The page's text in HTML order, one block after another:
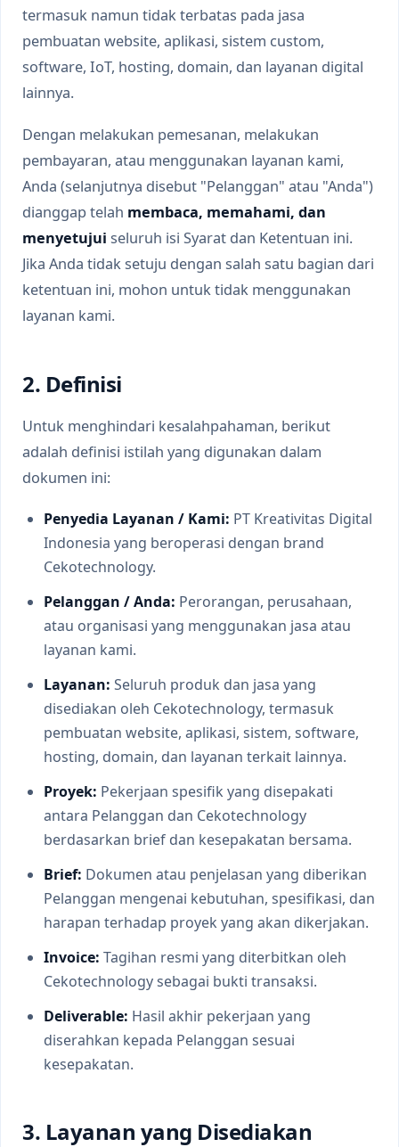
termasuk namun tidak terbatas pada jasa
pembuatan website, aplikasi, sistem custom,
software, IoT, hosting, domain, dan layanan digital
lainnya.
Dengan melakukan pemesanan, melakukan
pembayaran, atau menggunakan layanan kami,
Anda (selanjutnya disebut "Pelanggan" atau "Anda")
dianggap telah membaca, memahami, dan
menyetujui seluruh isi Syarat dan Ketentuan ini.
Jika Anda tidak setuju dengan salah satu bagian dari
ketentuan ini, mohon untuk tidak menggunakan
layanan kami.
2. Definisi
Untuk menghindari kesalahpahaman, berikut
adalah definisi istilah yang digunakan dalam
dokumen ini:
Penyedia Layanan / Kami: PT Kreativitas Digital
Indonesia yang beroperasi dengan brand
Cekotechnology.
Pelanggan / Anda: Perorangan, perusahaan,
atau organisasi yang menggunakan jasa atau
layanan kami.
Layanan: Seluruh produk dan jasa yang
disediakan oleh Cekotechnology, termasuk
pembuatan website, aplikasi, sistem, software,
hosting, domain, dan layanan terkait lainnya.
Proyek: Pekerjaan spesifik yang disepakati
antara Pelanggan dan Cekotechnology
berdasarkan brief dan kesepakatan bersama.
Brief: Dokumen atau penjelasan yang diberikan
Pelanggan mengenai kebutuhan, spesifikasi, dan
harapan terhadap proyek yang akan dikerjakan.
Invoice: Tagihan resmi yang diterbitkan oleh
Cekotechnology sebagai bukti transaksi.
Deliverable: Hasil akhir pekerjaan yang
diserahkan kepada Pelanggan sesuai
kesepakatan.
3. Layanan yang Disediakan